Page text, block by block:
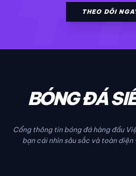
THEO DÕI
BÓNG ĐÁ
Cổng thông tin bóng đá hàng đầu
bạn cái nhìn sâu sắc và toàn